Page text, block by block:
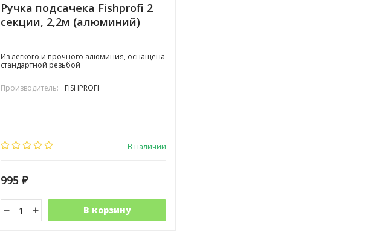
Ручка подсачека Fishprofi 2
секции, 2,2м (алюминий)
Из легкого и прочного алюминия, оснащена
стандартной резьбой
Производитель: FISHPROFI
В наличии
995 ₽
В корзину